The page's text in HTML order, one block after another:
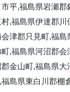
平,福島県岩瀬
,福島県伊達郡
津郡只見町,福
,福島県河沼郡
金山町,福島県
島県東白川郡棚